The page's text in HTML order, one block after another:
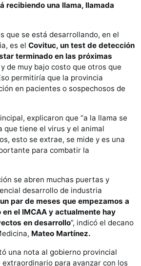
recibiendo una llama, llamada
que se está desarrollando, en el
es el Covituc, un test de detección
terminado en las próximas
de muy bajo costo que otros que
permitiría que la provincia
en pacientes o sospechosos de
explicaron que “a la llama se
que tiene el virus y el animal
esto se extrae, se mide y es una
para combatir la
se abren muchas puertas y
desarrollo de industria
par de meses que empezamos a
el IMCAA y actualmente hay
en desarrollo”, indicó el decano
Mateo Martínez.
una nota al gobierno provincial
extraordinario para avanzar con los